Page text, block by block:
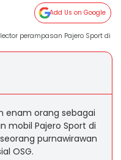
Add Us on Google
perampasan Pajero Sport di
enam orang sebagai
mobil Pajero Sport di
purnawirawan
OSG.